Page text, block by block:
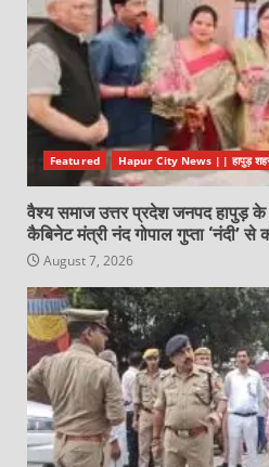
Featured Hapur City News || हापुड़
वैश्य समाज उत्तर प्रदेश जनपद हापुड़
कैबिनेट मंत्री नंद गोपाल गुप्ता ‘नंदी’ से
August 7, 2026